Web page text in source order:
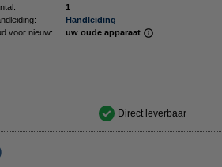
1
Handleiding
voor nieuw: uw oude apparaat
Direct leverbaar